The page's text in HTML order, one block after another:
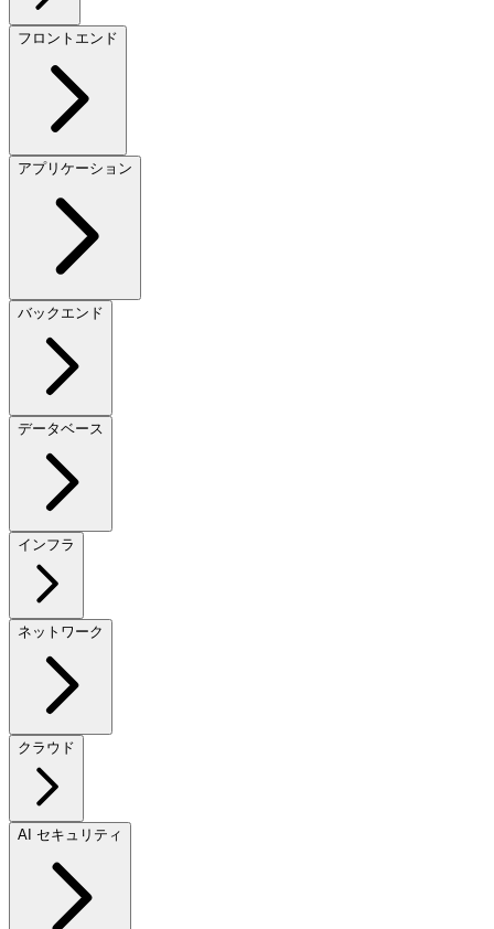
フロントエンド
アプリケーション
バックエンド
データベース
インフラ
ネットワーク
クラウド
AI セキュリティ